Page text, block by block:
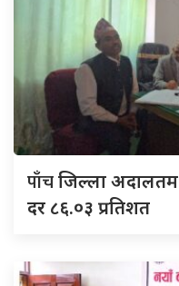
पाँचजिल्ला
दर ८६.०३ प्रतिशत